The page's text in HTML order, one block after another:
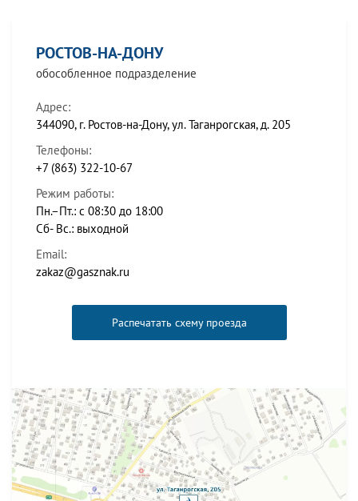
РОСТОВ-НА-ДОНУ
обособленное подразделение
Адрес:
344090, г. Ростов-на-Дону, ул. Таганрогская, д. 205
Телефоны:
+7 (863) 322-10-67
Режим работы:
Пн.–Пт.: с 08:30 до 18:00
Сб- Вс.: выходной
Email:
zakaz@gasznak.ru
Распечатать схему проезда